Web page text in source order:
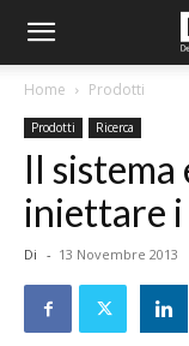
Home Prodotti
Prodotti Ricerca
Il
iniettare
Di - 13 Novembre 2013